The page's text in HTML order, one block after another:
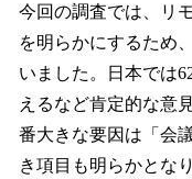
今回の調査では、リ
を明らかにするため
いました。日本では
えるなど肯定的な意
番大きな要因は「会
き項目も明らかとな